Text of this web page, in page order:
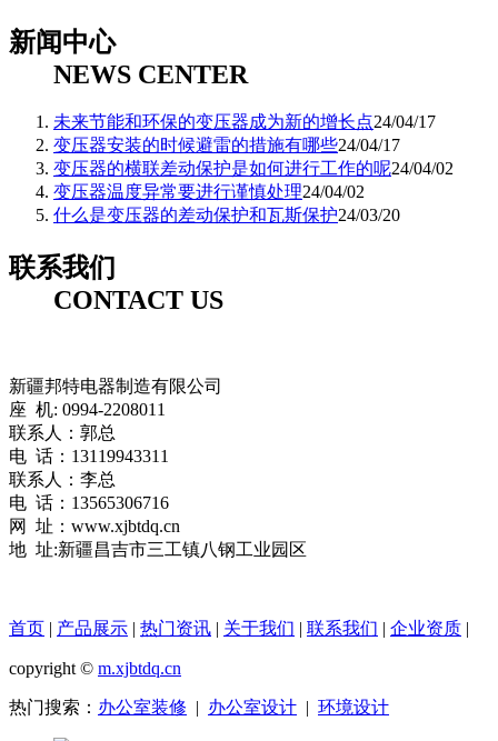
新闻中心
NEWS CENTER
未来节能和环保的变压器成为新的增长点24/04/17
​变压器安装的时候避雷的措施有哪些24/04/17
​变压器的横联差动保护是如何进行工作的呢24/04/02
​变压器温度异常要进行谨慎处理24/04/02
什么是变压器的差动保护和瓦斯保护24/03/20
联系我们
CONTACT US
新疆邦特电器制造有限公司
座 机: 0994-2208011
联系人：郭总
电 话：13119943311
联系人：李总
电 话：13565306716
网 址：www.xjbtdq.cn
地 址:新疆昌吉市三工镇八钢工业园区
首页 | 产品展示 | 热门资讯 | 关于我们 | 联系我们 | 企业资质 |
copyright © m.xjbtdq.cn
热门搜索： 办公室装修 | 办公室设计 | 环境设计